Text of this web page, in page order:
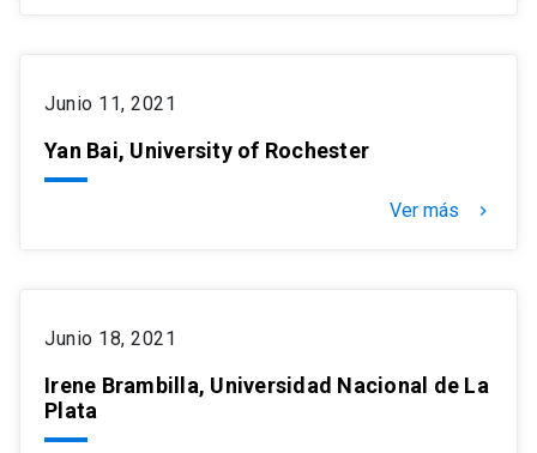
Junio 11, 2021
Yan Bai, University of Rochester
Ver más keyboard_arrow_right
Junio 18, 2021
Irene Brambilla, Universidad Nacional de La
Plata